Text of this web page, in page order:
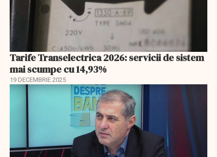
Tarife Transelectrica 2026: servicii de sistem
mai scumpe cu 14,93%
19 DECEMBRIE 2025